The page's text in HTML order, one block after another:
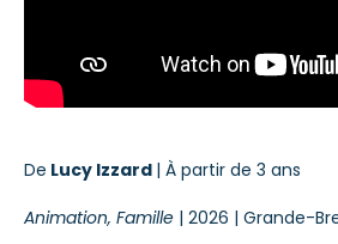
De Lucy Izzard | À partir de 3 ans
Animation, Famille | 2026 | Grande-